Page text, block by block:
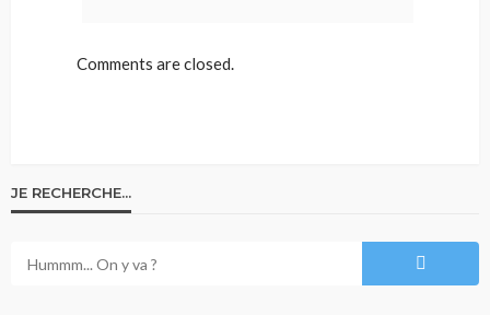
Comments are closed.
JE RECHERCHE…